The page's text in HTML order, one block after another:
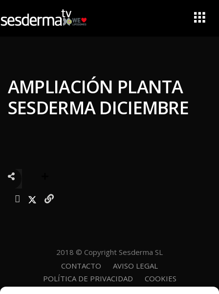
AMPLIACIÓN PLANTA
SESDERMA DICIEMBRE
2018 © Copyright Sesderma SL
CONTACTO
AVISO LEGAL
POLÍTICA DE PRIVACIDAD
COOKIES